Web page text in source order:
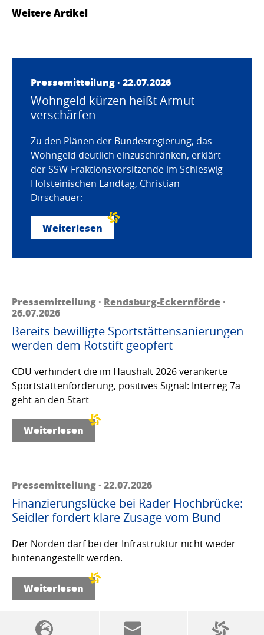
Weitere Artikel
Pressemitteilung · 22.07.2026
Wohngeld kürzen heißt Armut
verschärfen
Zu den Plänen der Bundesregierung, das
Wohngeld deutlich einzuschränken, erklärt
der SSW-Fraktionsvorsitzende im Schleswig-
Holsteinischen Landtag, Christian
Dirschauer:
Weiterlesen
Pressemitteilung · Rendsburg-Eckernförde·
26.07.2026
Bereits bewilligte Sportstättensanierungen
werden dem Rotstift geopfert
CDU verhindert die im Haushalt 2026 verankerte
Sportstättenförderung, positives Signal: Interreg 7a
geht an den Start
Weiterlesen
Pressemitteilung · 22.07.2026
Finanzierungslücke bei Rader Hochbrücke:
Seidler fordert klare Zusage vom Bund
Der Norden darf bei der Infrastruktur nicht wieder
hintenangestellt werden.
Weiterlesen
SSW-Politik von A bis Z